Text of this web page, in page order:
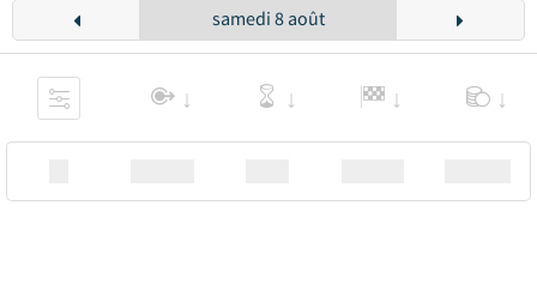
samedi 8 août